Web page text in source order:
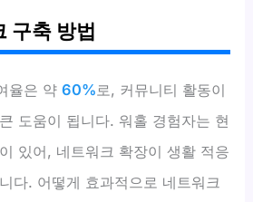
구축 방법
율은 약60% 로, 커뮤니티 활동이
도움이 됩니다. 워홀 경험자는 현
있어, 네트워크 확장이 생활 적응
다. 어떻게 효과적으로 네트워크